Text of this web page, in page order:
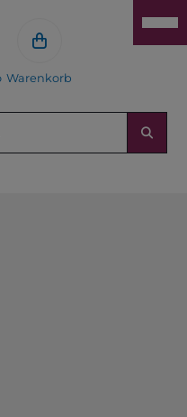
Warenkorb